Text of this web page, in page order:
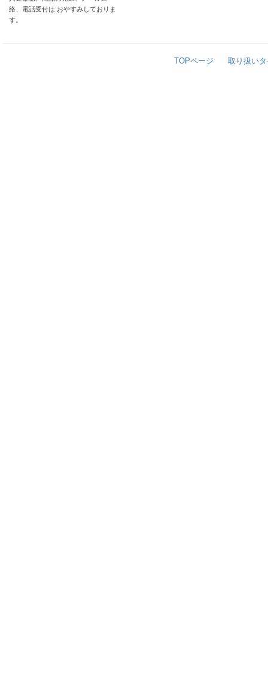
絡、電話受付は おやすみしておりま
す。
TOPページ 取り扱い